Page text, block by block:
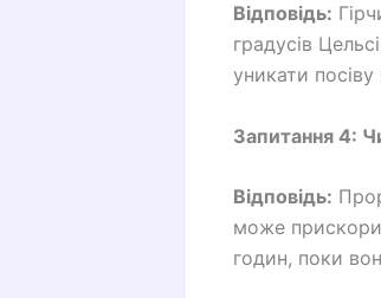
Відповідь:
градусів
уникати
Запитання 4:
Відповідь:
може
годин, поки